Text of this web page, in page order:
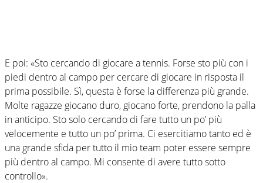
E poi: «Sto cercando di giocare a tennis. Forse sto più con i
piedi dentro al campo per cercare di giocare in risposta il
prima possibile. Sì, questa è forse la differenza più grande.
Molte ragazze giocano duro, giocano forte, prendono la palla
in anticipo. Sto solo cercando di fare tutto un po’ più
velocemente e tutto un po’ prima. Ci esercitiamo tanto ed è
una grande sfida per tutto il mio team poter essere sempre
più dentro al campo. Mi consente di avere tutto sotto
controllo».